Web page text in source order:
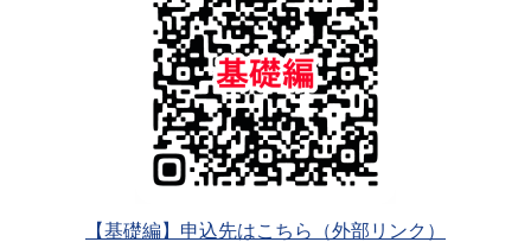
【基礎編】申込先はこちら（外部リンク）